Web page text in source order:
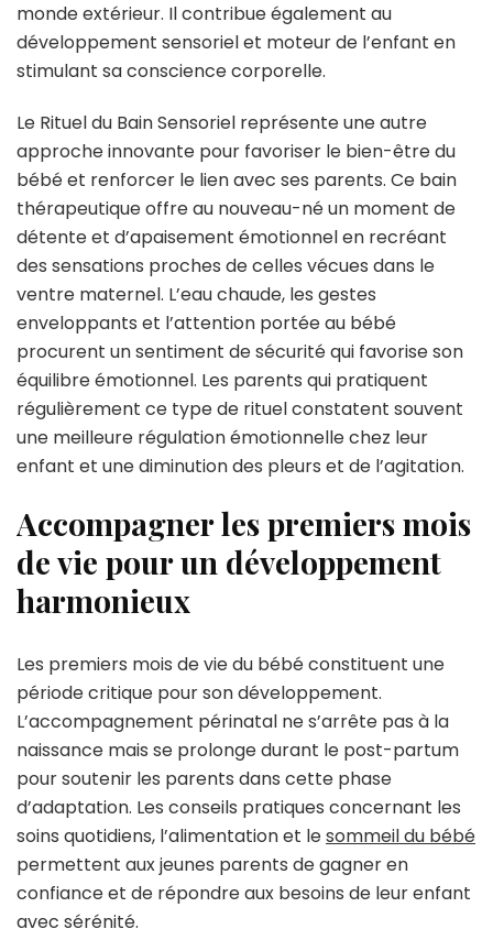
monde extérieur. Il contribue également au
développement sensoriel et moteur de l’enfant en
stimulant sa conscience corporelle.
Le Rituel du Bain Sensoriel représente une autre
approche innovante pour favoriser le bien-être du
bébé et renforcer le lien avec ses parents. Ce bain
thérapeutique offre au nouveau-né un moment de
détente et d’apaisement émotionnel en recréant
des sensations proches de celles vécues dans le
ventre maternel. L’eau chaude, les gestes
enveloppants et l’attention portée au bébé
procurent un sentiment de sécurité qui favorise son
équilibre émotionnel. Les parents qui pratiquent
régulièrement ce type de rituel constatent souvent
une meilleure régulation émotionnelle chez leur
enfant et une diminution des pleurs et de l’agitation.
Accompagner les premiers mois
de vie pour un développement
harmonieux
Les premiers mois de vie du bébé constituent une
période critique pour son développement.
L’accompagnement périnatal ne s’arrête pas à la
naissance mais se prolonge durant le post-partum
pour soutenir les parents dans cette phase
d’adaptation. Les conseils pratiques concernant les
soins quotidiens, l’alimentation et lesommeil du bébé
permettent aux jeunes parents de gagner en
confiance et de répondre aux besoins de leur enfant
avec sérénité.